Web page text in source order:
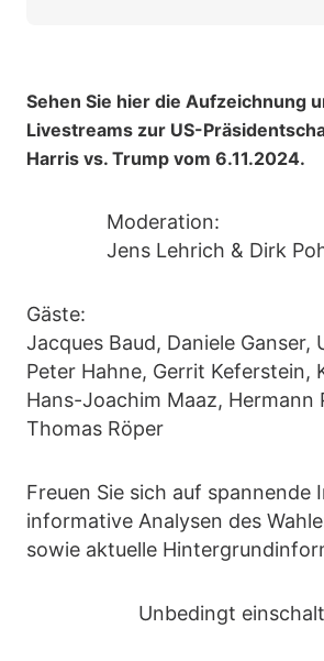
Sehen Sie hier die Aufzeichnung
Livestreams zur US-
Harris vs. Trump vom 6.11.2024.
Moderation:
Jens Lehrich & Dirk
Gäste:
Jacques Baud, Daniele Ganser,
Peter Hahne, Gerrit Keferstein,
Hans-Joachim Maaz, Hermann
Thomas Röper
Freuen Sie sich auf spannende
informative Analysen des
sowie aktuelle
Unbedingt